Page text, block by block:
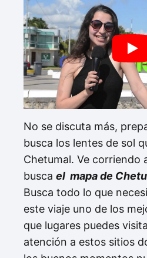
No se discuta más,
busca los lentes de sol
Chetumal. Ve corriendo
busca el mapa de
Busca todo lo que
este viaje uno de los
que lugares puedes
atención a estos sitios